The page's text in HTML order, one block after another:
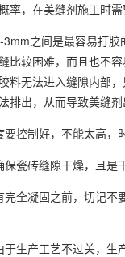
率，在美缝剂施工时需
之间是最容易打胶
比较困难，而且也不
料无法进入缝隙内部
排出，从而导致美缝剂
控制好，不能太高，
瓷砖缝隙干燥，且是
全凝固之前，切记不
生产工艺不过关，生